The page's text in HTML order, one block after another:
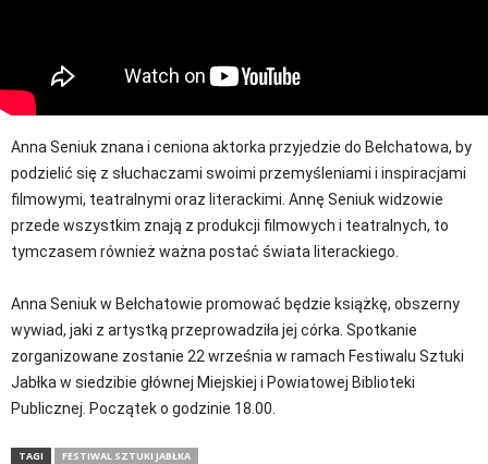
Anna Seniuk znana i ceniona aktorka przyjedzie do Bełchatowa, by
podzielić się z słuchaczami swoimi przemyśleniami i inspiracjami
filmowymi, teatralnymi oraz literackimi. Annę Seniuk widzowie
przede wszystkim znają z produkcji filmowych i teatralnych, to
tymczasem również ważna postać świata literackiego.
Anna Seniuk w Bełchatowie promować będzie książkę, obszerny
wywiad, jaki z artystką przeprowadziła jej córka. Spotkanie
zorganizowane zostanie 22 września w ramach Festiwalu Sztuki
Jabłka w siedzibie głównej Miejskiej i Powiatowej Biblioteki
Publicznej. Początek o godzinie 18.00.
TAGI FESTIWAL SZTUKI JABŁKA